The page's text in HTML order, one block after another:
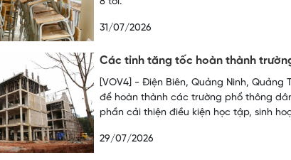
31/07/2026
Các tỉnh tăng tốc hoàn thành
[VOV4] - Điện Biên, Quảng Ninh,
để hoàn thành các trường phổ thông
phần cải thiện điều kiện học tập, sinh
29/07/2026